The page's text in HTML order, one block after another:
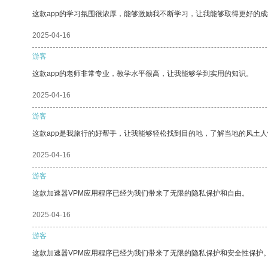
这款app的学习氛围很浓厚，能够激励我不断学习，让我能够取得更好的成
2025-04-16
游客
这款app的老师非常专业，教学水平很高，让我能够学到实用的知识。
2025-04-16
游客
这款app是我旅行的好帮手，让我能够轻松找到目的地，了解当地的风土人
2025-04-16
游客
这款加速器VPM应用程序已经为我们带来了无限的隐私保护和自由。
2025-04-16
游客
这款加速器VPM应用程序已经为我们带来了无限的隐私保护和安全性保护。